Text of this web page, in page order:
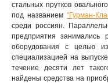
стальных прутков
под названием "Гурман-
среди россиян.
предприятия занимались
оборудования с целью
специализацией на
течение десяти лет
найдены средства на